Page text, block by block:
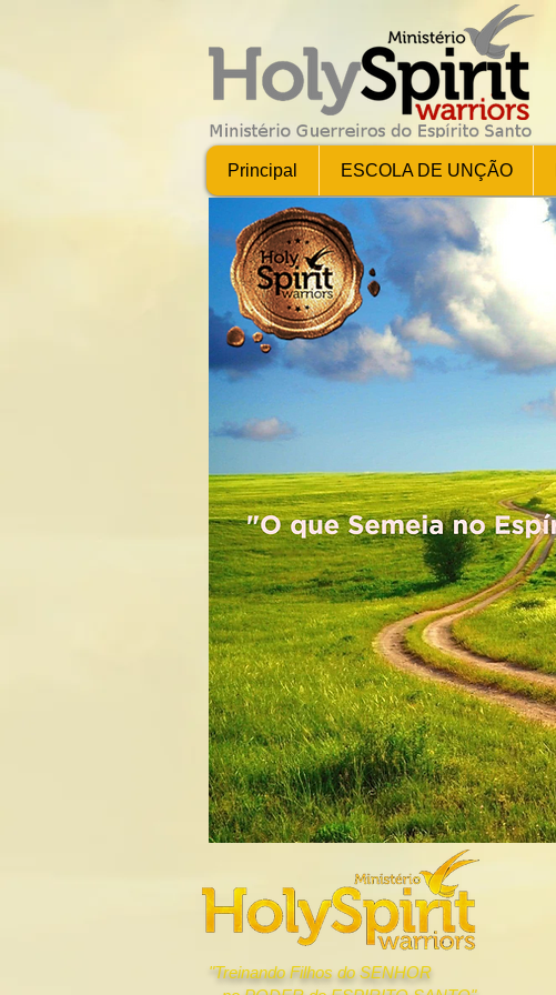
Principal ESCOLA DE UNÇÃO
"Treinando Filhos do SENHOR